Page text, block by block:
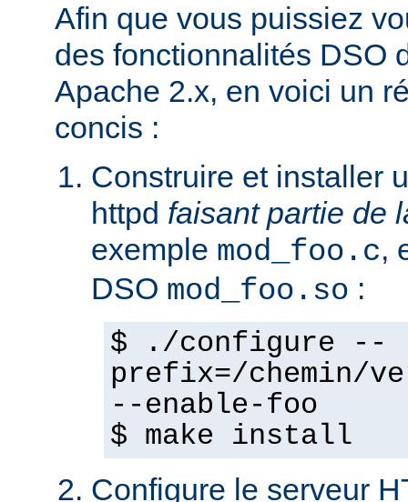
Afin que vous puissiez
des fonctionnalités DSO
Apache 2.x, en voici un
concis :
Construire et installer
httpd faisant partie de
exemple mod_foo.c,
DSO mod_foo.so :
$ ./configure --
prefix=/chemin/
--enable-foo
$ make install
Configure le serveur